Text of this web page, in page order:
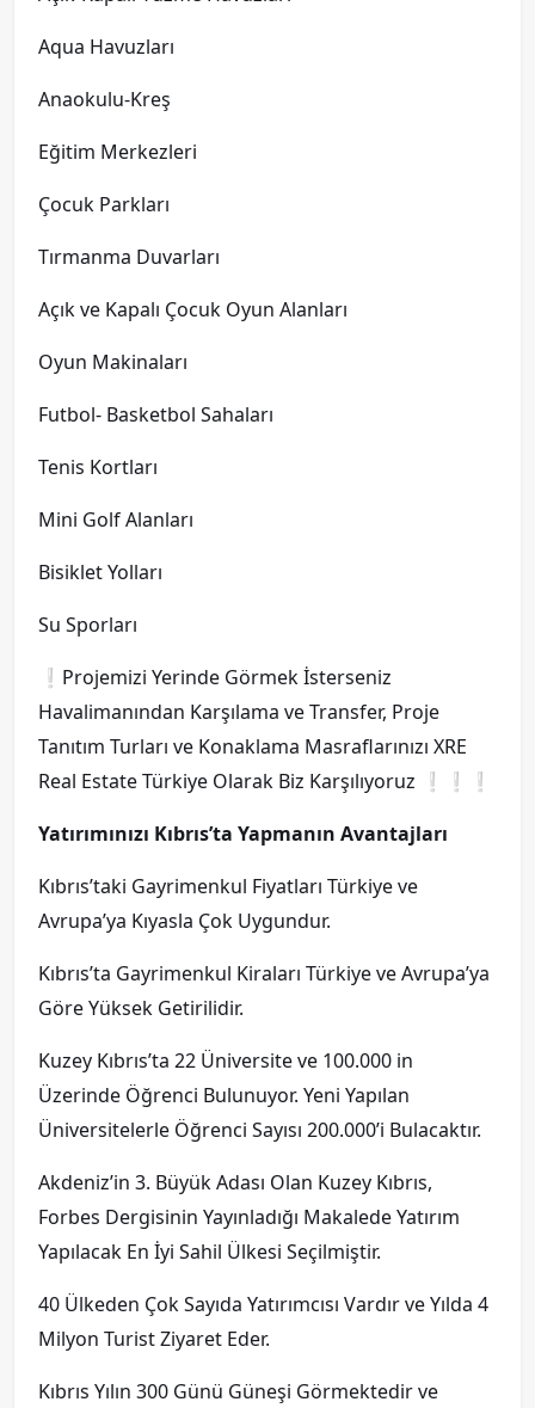
Aqua Havuzları
Anaokulu-Kreş
Eğitim Merkezleri
Çocuk Parkları
Tırmanma Duvarları
Açık ve Kapalı Çocuk Oyun Alanları
Oyun Makinaları
Futbol- Basketbol Sahaları
Tenis Kortları
Mini Golf Alanları
Bisiklet Yolları
Su Sporları
❕Projemizi Yerinde Görmek İsterseniz
Havalimanından Karşılama ve Transfer, Proje
Tanıtım Turları ve Konaklama Masraflarınızı XRE
Real Estate Türkiye Olarak Biz Karşılıyoruz ❕❕❕
Yatırımınızı Kıbrıs’ta Yapmanın Avantajları
Kıbrıs’taki Gayrimenkul Fiyatları Türkiye ve
Avrupa’ya Kıyasla Çok Uygundur.
Kıbrıs’ta Gayrimenkul Kiraları Türkiye ve Avrupa’ya
Göre Yüksek Getirilidir.
Kuzey Kıbrıs’ta 22 Üniversite ve 100.000 in
Üzerinde Öğrenci Bulunuyor. Yeni Yapılan
Üniversitelerle Öğrenci Sayısı 200.000’i Bulacaktır.
Akdeniz’in 3. Büyük Adası Olan Kuzey Kıbrıs,
Forbes Dergisinin Yayınladığı Makalede Yatırım
Yapılacak En İyi Sahil Ülkesi Seçilmiştir.
40 Ülkeden Çok Sayıda Yatırımcısı Vardır ve Yılda 4
Milyon Turist Ziyaret Eder.
Kıbrıs Yılın 300 Günü Güneşi Görmektedir ve